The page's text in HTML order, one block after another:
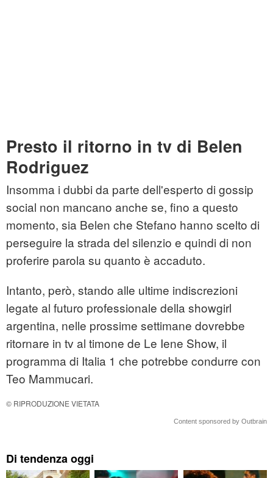
Presto il ritorno in tv di Belen
Rodriguez
Insomma i dubbi da parte dell'esperto di gossip
social non mancano anche se, fino a questo
momento, sia Belen che Stefano hanno scelto di
perseguire la strada del silenzio e quindi di non
proferire parola su quanto è accaduto.
Intanto, però, stando alle ultime indiscrezioni
legate al futuro professionale della showgirl
argentina, nelle prossime settimane dovrebbe
ritornare in tv al timone de Le Iene Show, il
programma di Italia 1 che potrebbe condurre con
Teo Mammucari.
© RIPRODUZIONE VIETATA
Content sponsored by Outbrain
Di tendenza oggi